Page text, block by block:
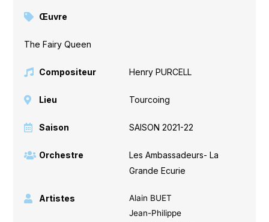
Œuvre
The Fairy Queen
Compositeur Henry PURCELL
Lieu Tourcoing
Saison SAISON 2021-22
Orchestre
Les Ambassadeurs- La
Grande Ecurie
Artistes
Alain BUET
Jean-Philippe